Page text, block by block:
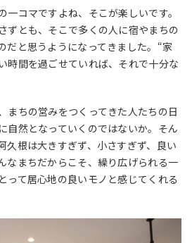
一コマですよね、そこが楽しいです。
ずとも、そこで多くの人に宿やまちの
だと思うようになってきました。“家
時間を過ごせていれば、それで十分な
まちの営みをつくってきた人たちの日
自然となっていくのではないか。そん
久根は大きすぎず、小さすぎず、良い
なまちだからこそ、繰り広げられる一
って居心地の良いモノと感じてくれる